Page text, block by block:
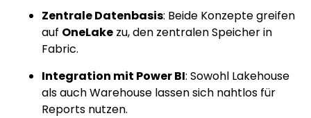
Zentrale Datenbasis: Beide Konzepte greifen
auf OneLake zu, den zentralen Speicher in
Fabric.
Integration mit Power BI: Sowohl Lakehouse
als auch Warehouse lassen sich nahtlos für
Reports nutzen.